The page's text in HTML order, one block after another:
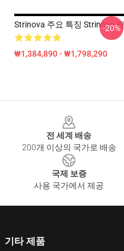
Strinova 주요 특징 Strinova 핀
₩1,384,890 - ₩1,798,290
-20%
전 세계 배송
200개 이상의 국가로 배송
국제 보증
사용 국가에서 제공
기타 제품